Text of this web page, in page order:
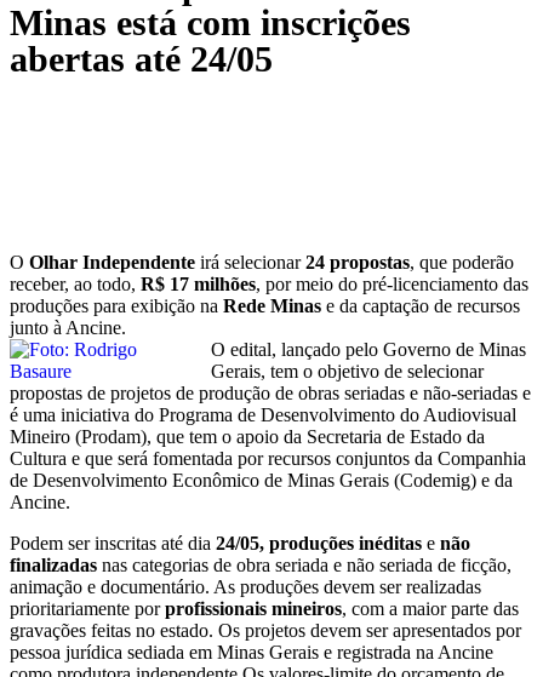
Minas está com inscrições
abertas até 24/05
O Olhar Independente irá selecionar24 propostas, que poderão
receber, ao todo, R$ 17 milhões, por meio do pré-licenciamento das
produções para exibição na Rede Minas e da captação de recursos
junto à Ancine.
O edital, lançado pelo Governo de Minas
Gerais, tem o objetivo de selecionar
propostas de projetos de produção de obras seriadas e não-seriadas e
é uma iniciativa do Programa de Desenvolvimento do Audiovisual
Mineiro (Prodam), que tem o apoio da Secretaria de Estado da
Cultura e que será fomentada por recursos conjuntos da Companhia
de Desenvolvimento Econômico de Minas Gerais (Codemig) e da
Ancine.
Podem ser inscritas até dia 24/05, produções inéditas e não
finalizadas nas categorias de obra seriada e não seriada de ficção,
animação e documentário. As produções devem ser realizadas
prioritariamente porprofissionais mineiros, com a maior parte das
gravações feitas no estado. Os projetos devem ser apresentados por
pessoa jurídica sediada em Minas Gerais e registrada na Ancine